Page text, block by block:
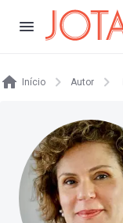
Início Autor